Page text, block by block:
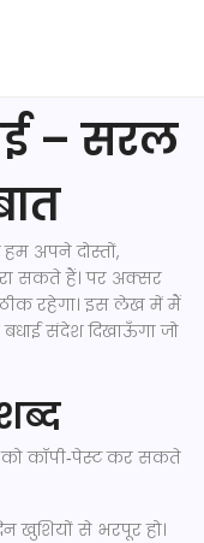
– सरल
अपने दोस्तों,
सकते हैं। पर अक्सर
रहेगा। इस लेख में मैं
संदेश दिखाऊँगा जो
कॉपी‑पेस्ट कर सकते
खुशियों से भरपूर हो।